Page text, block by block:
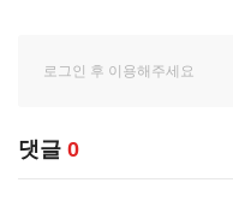
댓글 0